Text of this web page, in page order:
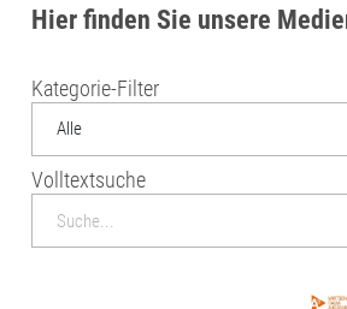
Hier finden Sie unsere
Kategorie-Filter
Alle
Volltextsuche